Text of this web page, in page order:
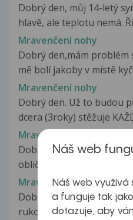
Dobrý den, můj 14-letý
hlavě, ale teplotu nemá.
Mravenčení nohy
Dobrý den,mám problém
mě bolí jakoby v místě
Mravenčení nohy
Dobrý den. Už to budou
dcera (3roky) stěžuje
Mravenčení obličeje a
Dobrý den, už třetí den
obličeje, rtů a hlavy,
Mravenčení obou
Dobrý den, poslední
rukou. Nejvíce to pociťuji
Náš web
Náš web využívá
a funguje tak
dotazuje, aby